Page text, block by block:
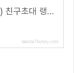
앱테크, 하이타이(Hitai) 친구초대 랭킹이벤트( 추천 코드 : H000423 )
barista7.tistory.com